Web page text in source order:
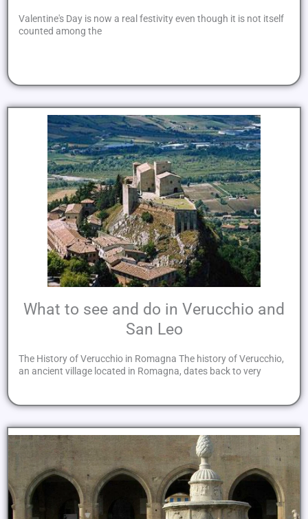
Valentine's Day is now a real festivity even though it is not itself
counted among the
What to see and do in Verucchio and
San Leo
The History of Verucchio in Romagna The history of Verucchio,
an ancient village located in Romagna, dates back to very